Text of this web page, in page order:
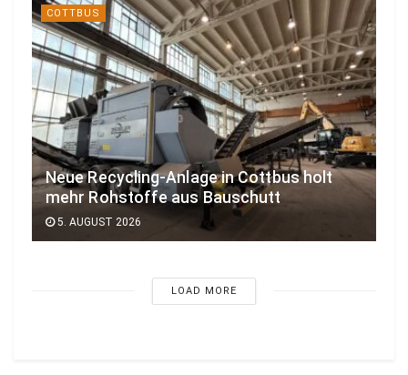
COTTBUS
Neue Recycling-Anlage in Cottbus holt
mehr Rohstoffe aus Bauschutt
5. AUGUST 2026
LOAD MORE